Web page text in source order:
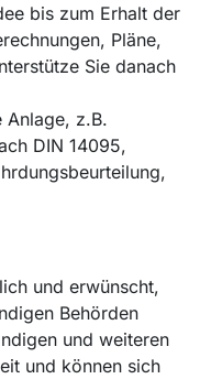
bis zum Erhalt der
Pläne,
Sie danach
Anlage, z.B.
DIN 14095,
und erwünscht,
Behörden
und weiteren
und können sich